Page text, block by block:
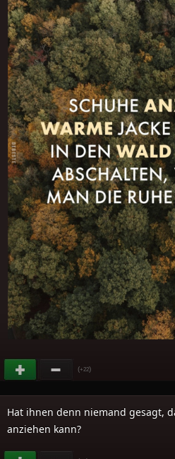
(+22)
Hat ihnen denn niemand gesagt,
anziehen kann?